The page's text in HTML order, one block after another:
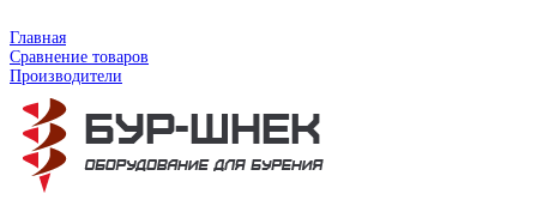
Главная
Сравнение товаров
Производители